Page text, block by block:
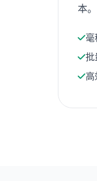
本。
毫
批
高